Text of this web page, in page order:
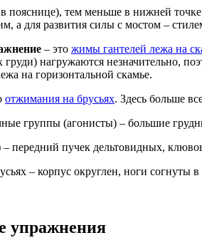
пояснице), тем меньше в нижней
а для развития силы с мостом –
– это жимы гантелей лежа на
нагружаются незначительно,
на горизонтальной скамье.
отжимания на брусьях. Здесь больше
группы (агонисты) – большие
передний пучек дельтовидных,
– корпус округлен, ноги согнуты
упражнения